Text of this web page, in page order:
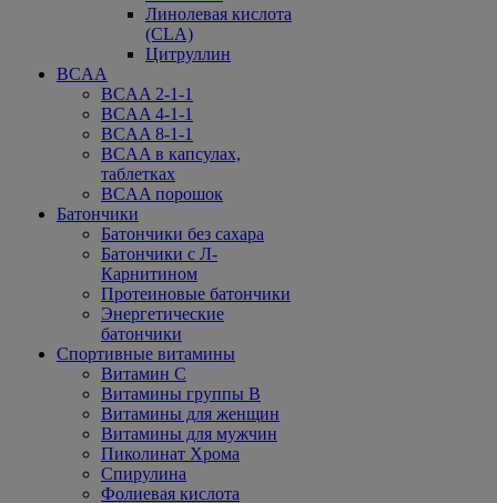
Линолевая кислота
(CLA)
Цитруллин
BCAA
BCAA 2-1-1
BCAA 4-1-1
BCAA 8-1-1
BCAA в капсулах,
таблетках
BCAA порошок
Батончики
Батончики без сахара
Батончики с Л-
Карнитином
Протеиновые батончики
Энергетические
батончики
Спортивные витамины
Витамин С
Витамины группы В
Витамины для женщин
Витамины для мужчин
Пиколинат Хрома
Спирулина
Фолиевая кислота